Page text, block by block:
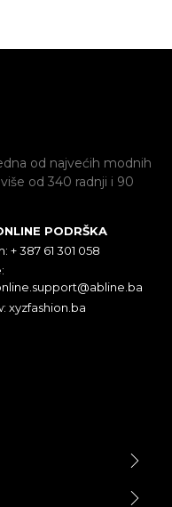
od najvećih modnih
od 340 radnji i 90
PODRŠKA
+ 387 61 301 058
xyzfashion.ba